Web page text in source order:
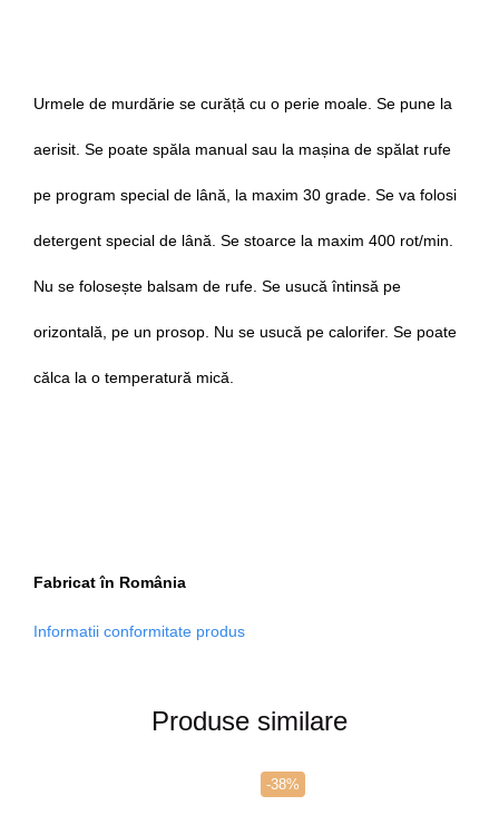
Urmele de murdărie se curăță cu o perie moale. Se pune la
aerisit. Se poate spăla manual sau la mașina de spălat rufe
pe program special de lână, la maxim 30 grade. Se va folosi
detergent special de lână. Se stoarce la maxim 400 rot/min.
Nu se folosește balsam de rufe. Se usucă întinsă pe
orizontală, pe un prosop. Nu se usucă pe calorifer. Se poate
călca la o temperatură mică.
Fabricat în România
Informatii conformitate produs
Produse similare
-38%